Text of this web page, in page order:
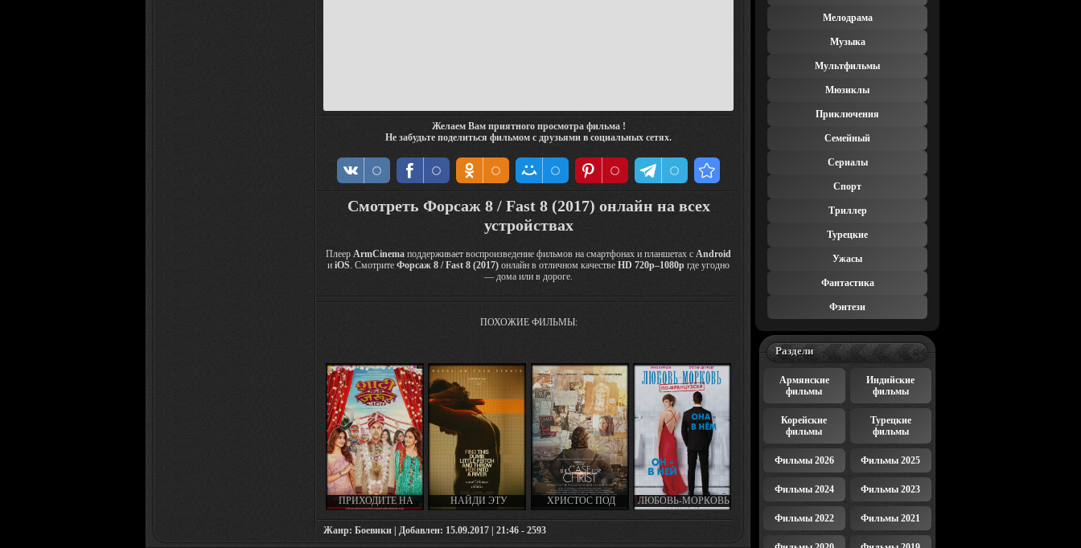
Желаем Вам приятного просмотра фильма !
Не забудьте поделиться фильмом с друзьями в социальных сетях.
Смотреть Форсаж 8 / Fast 8 (2017) онлайн на всех
устройствах
Плеер ArmCinema поддерживает воспроизведение фильмов на смартфонах и планшетах с Android
и iOS. Смотрите Форсаж 8 / Fast 8 (2017) онлайн в отличном качестве HD 720p–1080p где угодно
— дома или в дороге.
ПОХОЖИЕ ФИЛЬМЫ:
ПРИХОДИТЕ НА
СВАДЬБУ / SHAADI
MEIN ZAROOR AANA
(2017)
НАЙДИ ЭТУ
ТУПУЮ СУЧКУ И
ВЫБРОСИ ЕЁ В РЕКУ
/ VIND DIE DOMME
TRUT EN GOOI HAAR
ХРИСТОС ПОД
СЛЕДСТВИЕМ / THE
CASE FOR CHRIST
ЛЮБОВЬ-МОРКОВЬ
ПО-ФРАНЦУЗСКИ /
L'UN DANS L'AUTRE
Жанр: Боевики | Добавлен: 15.09.2017 | 21:46 - 2593
Мелодрама
Музыка
Мультфильмы
Мюзиклы
Приключения
Семейный
Сериалы
Спорт
Триллер
Турецкие
Ужасы
Фантастика
Фэнтези
Раздели
Армянские
фильмы
Индийские
фильмы
Корейские
фильмы
Турецкие
фильмы
Фильмы 2026 Фильмы 2025
Фильмы 2024 Фильмы 2023
Фильмы 2022 Фильмы 2021